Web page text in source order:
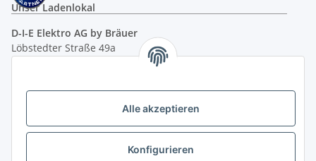
Alle akzeptieren
Konfigurieren
Unser Ladenlokal
D-I-E Elektro AG by Bräuer
Löbstedter Straße 49a
( siehe Google-Maps )
Öffnungszeiten:
10.00 - 18.00 Uhr
Ladenpreis versus Internetpreis